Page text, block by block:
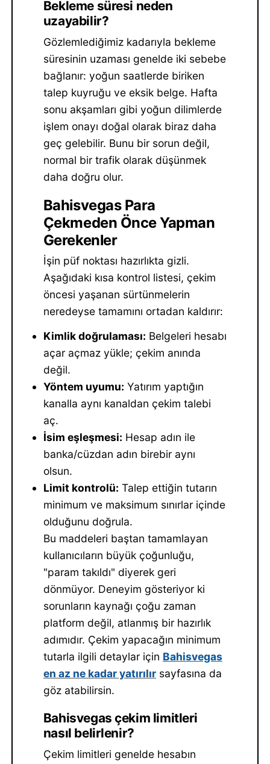
Bekleme süresi neden
uzayabilir?
Gözlemlediğimiz kadarıyla bekleme
süresinin uzaması genelde iki sebebe
bağlanır: yoğun saatlerde biriken
talep kuyruğu ve eksik belge. Hafta
sonu akşamları gibi yoğun dilimlerde
işlem onayı doğal olarak biraz daha
geç gelebilir. Bunu bir sorun değil,
normal bir trafik olarak düşünmek
daha doğru olur.
Bahisvegas Para
Çekmeden Önce Yapman
Gerekenler
İşin püf noktası hazırlıkta gizli.
Aşağıdaki kısa kontrol listesi, çekim
öncesi yaşanan sürtünmelerin
neredeyse tamamını ortadan kaldırır:
Kimlik doğrulaması: Belgeleri hesabı
açar açmaz yükle; çekim anında
değil.
Yöntem uyumu: Yatırım yaptığın
kanalla aynı kanaldan çekim talebi
aç.
İsim eşleşmesi: Hesap adın ile
banka/cüzdan adın birebir aynı
olsun.
Limit kontrolü: Talep ettiğin tutarın
minimum ve maksimum sınırlar içinde
olduğunu doğrula.
Bu maddeleri baştan tamamlayan
kullanıcıların büyük çoğunluğu,
"param takıldı" diyerek geri
dönmüyor. Deneyim gösteriyor ki
sorunların kaynağı çoğu zaman
platform değil, atlanmış bir hazırlık
adımıdır. Çekim yapacağın minimum
tutarla ilgili detaylar için Bahisvegas
en az ne kadar yatırılırsayfasına da
göz atabilirsin.
Bahisvegas çekim limitleri
nasıl belirlenir?
Çekim limitleri genelde hesabın